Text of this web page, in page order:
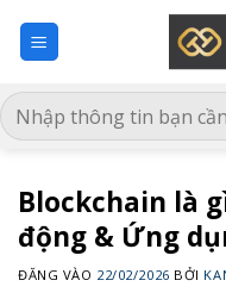
qua
dung
Blockchain là
động & Ứng
ĐĂNG VÀO 22/02/2026 BỞI